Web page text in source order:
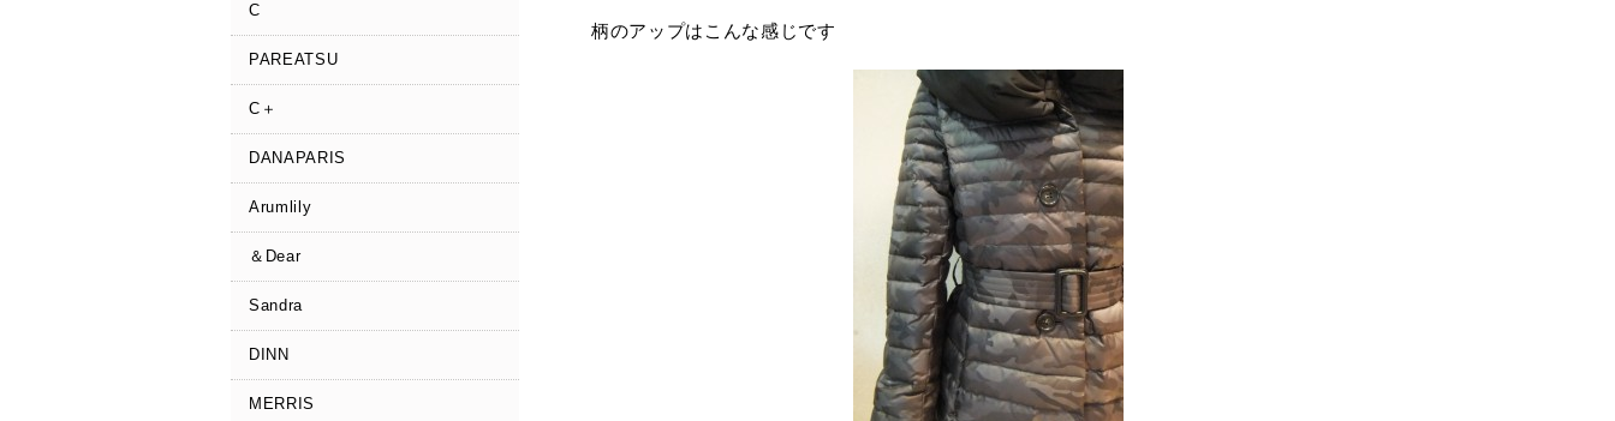
C
PAREATSU
C＋
DANAPARIS
Arumlily
＆Dear
Sandra
DINN
MERRIS
柄のアップはこんな感じです